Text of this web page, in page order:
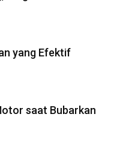
yang Efektif
saat Bubarkan